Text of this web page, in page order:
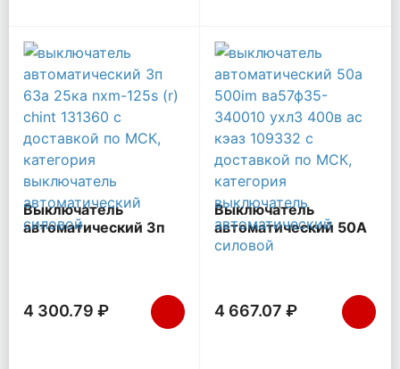
Выключатель
автоматический 3п
4 300.79 ₽
Выключатель
автоматический 50А
500Im ВА57Ф35-
4 667.07 ₽